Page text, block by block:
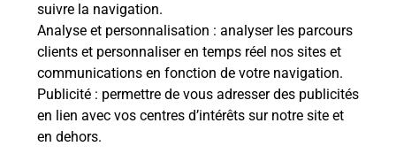
suivre la navigation.
Analyse et personnalisation : analyser les parcours
clients et personnaliser en temps réel nos sites et
communications en fonction de votre navigation.
Publicité : permettre de vous adresser des publicités
en lien avec vos centres d’intérêts sur notre site et
en dehors.
Envoyer un colis
Vous souhaitez envoyer un colis depuis : ORMES
(45140) ? Découvrez toutes les solutions
proposées par La Poste.